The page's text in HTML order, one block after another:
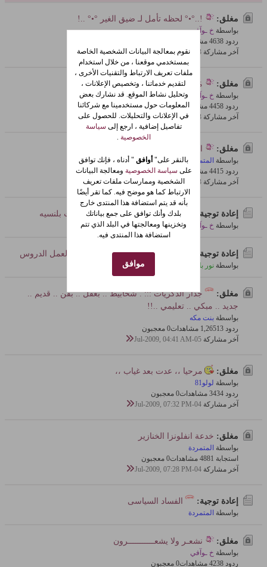
مغلق: !..°•° لحظه تأمل لـ ضيق الغير °•° ..!
بواسطة خ ـوآفي
ردود 8
463 مشاهدات
آخر مشاركة 13-Jul-2009, 08:40 AM
مغلق: مَـِسَـِرَحِ ـَيِـَةِ آَلِـَحِ ـَـِبَ فِـَيِ هَـِآَلِـَزِمَـِنَ
بواسطة خ ـوآفي
ردود 8
445 مشاهدات
0 معجبون
آخر مشاركة 13-Jul-2009, 08:35 AM
مغلق:
بواسطة المتمردة
ردود 5
441 مشاهدات
0 معجبون
آخر مشاركة 13-Jul-2009, 04:11 AM
إعادة توجية: ارفع رأسك ... فــ أنت في: منتديات بلنسيه
بواسطة خ ـوآفي
إعادة توجية: كيفية أخذ صورة لشاشة الكمبيوتر لعمل الدروس
بواسطة نور بلنسية
مغلق:
جدار الذكريات ::: . شخابيط .. بعقل .. بفن .. قديم ..
جديد .. مبكي .. تعليمي ..!!
بواسطة بنت مكه
ردود 13
1,265 مشاهدات
0 معجبون
آخر مشاركة 05-Jul-2009, 04:41 AM
مغلق: مرحيا ،، عدت بعد غياب ،،
بواسطة لولو81
ردود 4
343 مشاهدات
0 معجبون
آخر مشاركة 04-Jul-2009, 07:32 PM
مغلق: خدعة انفلونزا الخنازير
بواسطة المتمردة
استجابة 1
488 مشاهدات
0 معجبون
آخر مشاركة 04-Jul-2009, 07:28 PM
إعادة توجية: الفساد السياسى
بواسطة المتمردة
مغلق: نشعـر ولا يشعـــــــــــرون
بواسطة خ ـوآفي
ردود 8
423 مشاهدات 0 معجبون
نقوم بمعالجة البيانات الشخصية الخاصة
بمستخدمي موقعنا ، من خلال استخدام
ملفات تعريف الارتباط والتقنيات الأخرى ،
لتقديم خدماتنا ، وتخصيص الإعلانات ،
وتحليل نشاط الموقع. قد نشارك بعض
المعلومات حول مستخدمينا مع شركائنا
في الإعلانات والتحليلات. للحصول على
تفاصيل إضافية ، ارجع إلى سياسة
الخصوصية
بالنقر على"أوافق " أدناه ، فإنك توافق
على سياسة الخصوصية ومعالجة البيانات
الشخصية وممارسات ملفات تعريف
الارتباط كما هو موضح فيه. كما تقر أيضًا
بأنه قد يتم استضافة هذا المنتدى خارج
بلدك وأنك توافق على جمع بياناتك
وتخزينها ومعالجتها في البلد الذي تتم
استضافة هذا المنتدى فيه.
موافق